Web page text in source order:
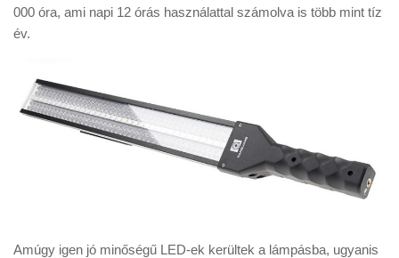
000 óra, ami napi 12 órás használattal számolva is több mint tíz
év.
Amúgy igen jó minőségű LED-ek kerültek a lámpásba, ugyanis